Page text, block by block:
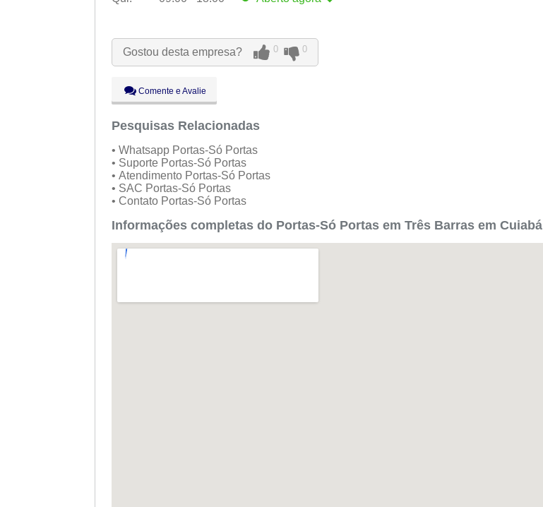
Ter:
09:00 - 18:00
Qua:
09:00 - 18:00
Sex:
09:00 - 18:00
Sáb:
Fechado
Dom:
Fechado
Gostou desta empresa? 0 0
Comente e Avalie
Pesquisas Relacionadas
• Whatsapp Portas-Só Portas
• Suporte Portas-Só Portas
• Atendimento Portas-Só Portas
• SAC Portas-Só Portas
• Contato Portas-Só Portas
Informações completas do Portas-Só Portas em Três Barras em Cuiabá